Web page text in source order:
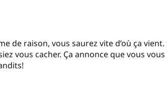
de raison, vous saurez vite d’où ça
vous cacher. Ça annonce que vous